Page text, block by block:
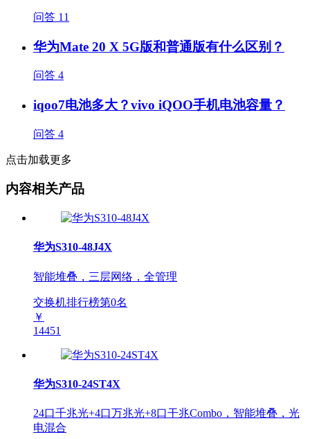
问答 11
华为Mate 20 X 5G版和普通版有什么区别？
问答 4
iqoo7电池多大？vivo iQOO手机电池容量？
问答 4
点击加载更多
内容相关产品
华为S310-48J4X
智能堆叠，三层网络，全管理
交换机排行榜第0名
￥
14451
华为S310-24ST4X
24口千兆光+4口万兆光+8口干兆Combo，智能堆叠，光
电混合